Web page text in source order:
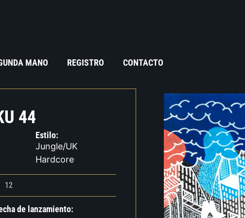
MANO REGISTRO CONTACTO
44
Estilo:
Jungle/UK
Hardcore
12
de lanzamiento: